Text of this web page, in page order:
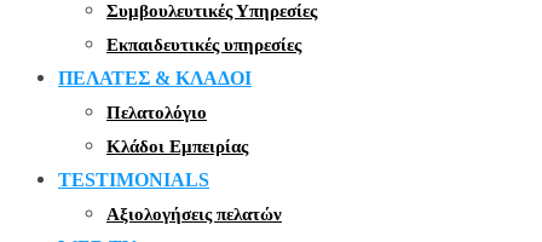
Συμβουλευτικές Υπηρεσίες
Εκπαιδευτικές υπηρεσίες
ΠΕΛΑΤΕΣ & ΚΛΑΔΟΙ
Πελατολόγιο
Κλάδοι Εμπειρίας
TESTIMONIALS
Αξιολογήσεις πελατών